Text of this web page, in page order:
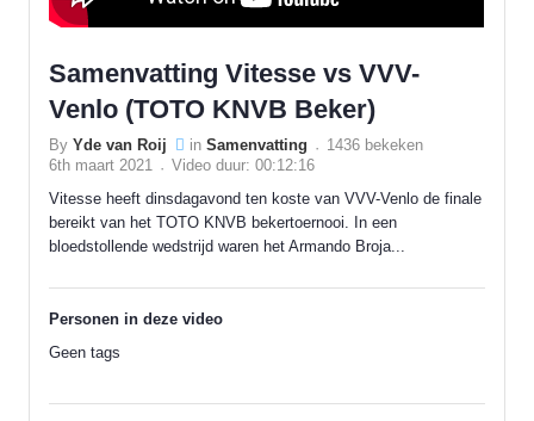
Samenvatting Vitesse vs VVV-
Venlo (TOTO KNVB Beker)
ByYde van Roij in Samenvatting
1436 bekeken
6th maart 2021
Video duur: 00:12:16
Vitesse heeft dinsdagavond ten koste van VVV-Venlo de finale
bereikt van het TOTO KNVB bekertoernooi. In een
bloedstollende wedstrijd waren het Armando Broja...
Personen in deze video
Geen tags